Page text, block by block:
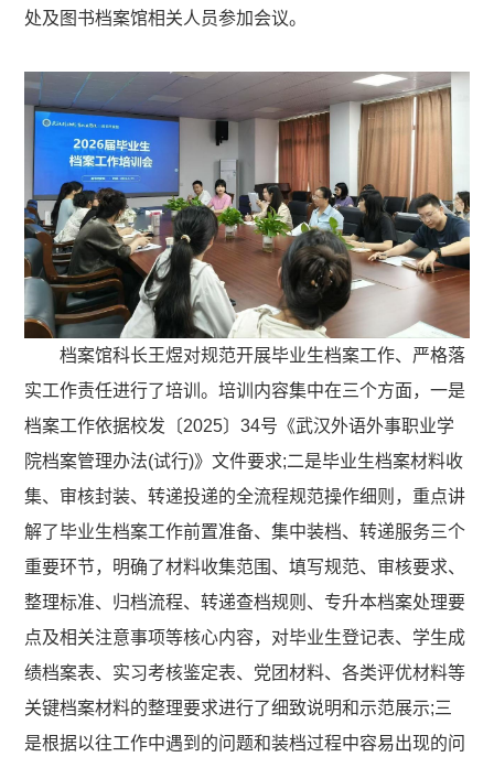
处及图书档案馆相关人员参加会议。
档案馆科长王煜对规范开展毕业生档案工作、严格落
实工作责任进行了培训。培训内容集中在三个方面，一是
档案工作依据校发〔2025〕34号《武汉外语外事职业学
院档案管理办法(试行)》文件要求;二是毕业生档案材料收
集、审核封装、转递投递的全流程规范操作细则，重点讲
解了毕业生档案工作前置准备、集中装档、转递服务三个
重要环节，明确了材料收集范围、填写规范、审核要求、
整理标准、归档流程、转递查档规则、专升本档案处理要
点及相关注意事项等核心内容，对毕业生登记表、学生成
绩档案表、实习考核鉴定表、党团材料、各类评优材料等
关键档案材料的整理要求进行了细致说明和示范展示;三
是根据以往工作中遇到的问题和装档过程中容易出现的问